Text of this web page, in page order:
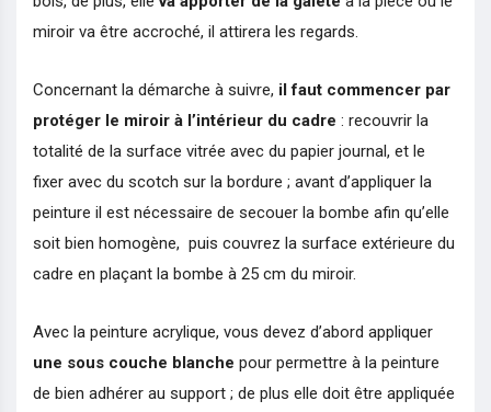
miroir va être accroché, il attirera les regards.
Concernant la démarche à suivre, il faut commencer par
protéger le miroir à l’intérieur du cadre : recouvrir la
totalité de la surface vitrée avec du papier journal, et le
fixer avec du scotch sur la bordure ; avant d’appliquer la
peinture il est nécessaire de secouer la bombe afin qu’elle
soit bien homogène, puis couvrez la surface extérieure du
cadre en plaçant la bombe à 25 cm du miroir.
Avec la peinture acrylique, vous devez d’abord appliquer
une sous couche blanche pour permettre à la peinture
de bien adhérer au support ; de plus elle doit être appliquée